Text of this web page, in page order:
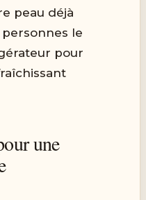
peau déjà
le
pour
une